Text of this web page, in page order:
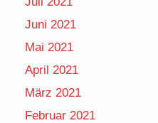
Juni 2021
Mai 2021
April 2021
März 2021
Februar 2021